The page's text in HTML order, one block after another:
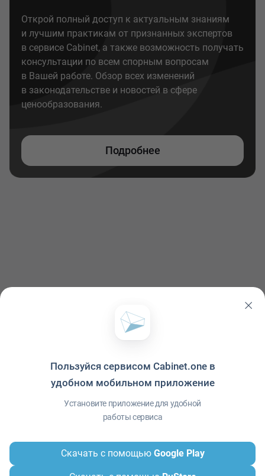
Открой полный доступ к актуальным знаниям
и лучшим практикам от признанных экспертов
в сервисе Cabinet, а также возможность получать
консультации по всем спорным вопросам
в Вашей работе. Обзор всех изменений
в законодательстве и новостей в сфере
ценообразования.
Подробнее
Политика конфиденциальности Условия использования
Приложение© ООО "Межрегиональный Информационный центр"
Пользуйся сервисом Cabinet.one в
удобном мобильном приложение
Установите приложение для удобной
работы сервиса
Скачать с помощью Google Play